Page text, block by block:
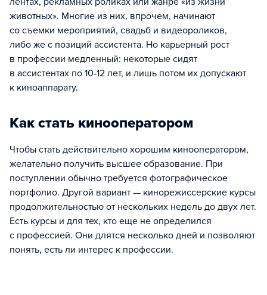
животных». Многие из них, впрочем, начинают
со съемки мероприятий, свадьб и видеороликов,
либо же с позиций ассистента. Но карьерный рост
в профессии медленный: некоторые сидят
в ассистентах по 10-12 лет, и лишь потом их допускают
к киноаппарату.
Как стать кинооператором
Чтобы стать действительно хорошим кинооператором,
желательно получить высшее образование. При
поступлении обычно требуется фотографическое
портфолио. Другой вариант — кинорежиссерские курсы
продолжительностью от нескольких недель до двух лет.
Есть курсы и для тех, кто еще не определился
с профессией. Они длятся несколько дней и позволяют
понять, есть ли интерес к профессии.